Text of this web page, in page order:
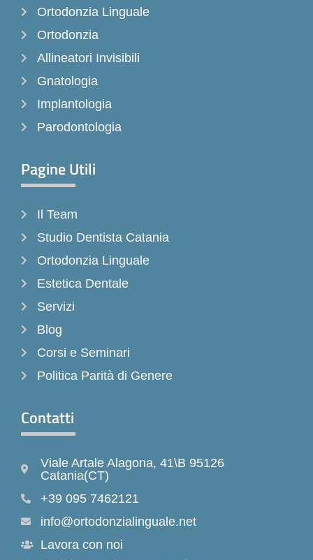
o
k
-
f
r
a
m
Ortodonzia Linguale
Ortodonzia
Allineatori Invisibili
Gnatologia
Implantologia
Parodontologia
Pagine Utili
Il Team
Studio Dentista Catania
Ortodonzia Linguale
Estetica Dentale
Servizi
Blog
Corsi e Seminari
Politica Parità di Genere
Contatti
Viale Artale Alagona, 41\B 95126
Catania(CT)
+39 095 7462121
info@ortodonzialinguale.net
Lavora con noi